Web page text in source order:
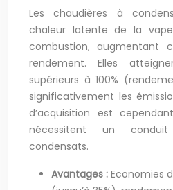
Les chaudières à
chaleur latente de la
combustion, augmentant
rendement. Elles
supérieurs à 100%
significativement les
d’acquisition est
nécessitent un conduit
condensats.
Avantages : Economies